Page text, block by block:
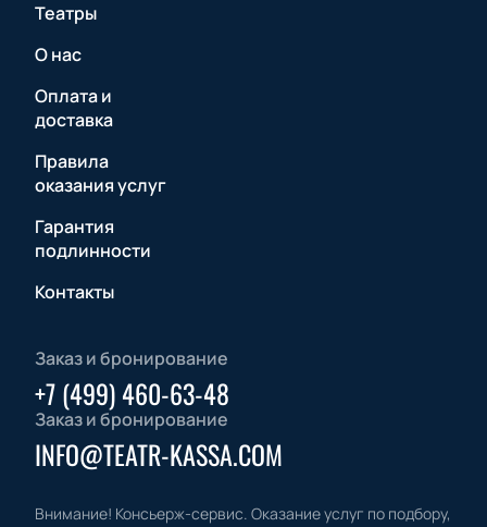
Театры
О нас
Оплата и
доставка
Правила
оказания услуг
Гарантия
подлинности
Контакты
Заказ и бронирование
+7 (499) 460-63-48
Заказ и бронирование
INFO@TEATR-KASSA.COM
Внимание! Консьерж-сервис. Оказание услуг по подбору,